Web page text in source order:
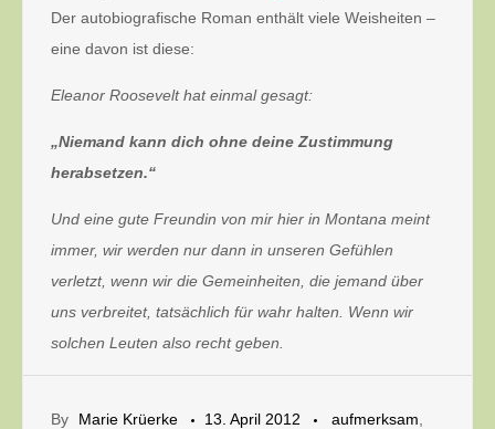
Der autobiografische Roman enthält viele Weisheiten –
eine davon ist diese:
Eleanor Roosevelt hat einmal gesagt:
„Niemand kann dich ohne deine Zustimmung
herabsetzen.“
Und eine gute Freundin von mir hier in Montana meint
immer, wir werden nur dann in unseren Gefühlen
verletzt, wenn wir die Gemeinheiten, die jemand über
uns verbreitet, tatsächlich für wahr halten. Wenn wir
solchen Leuten also recht geben.
By Marie Krüerke 13. April 2012 aufmerksam